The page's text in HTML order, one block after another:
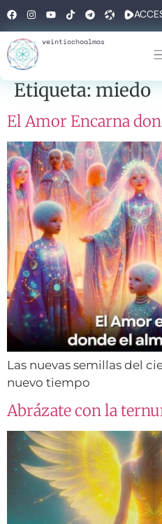
veintiochoalmas
Etiqueta:miedo
El Amor Encarna
Las nuevas semillas del
nuevo tiempo
Abrázate con la